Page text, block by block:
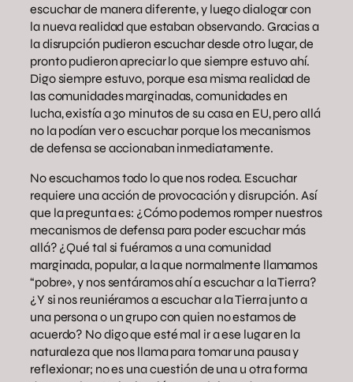
escuchar de manera diferente, y luego dialogar con
la nueva realidad que estaban observando. Gracias a
la disrupción pudieron escuchar desde otro lugar, de
pronto pudieron apreciar lo que siempre estuvo ahí.
Digo siempre estuvo, porque esa misma realidad de
las comunidades marginadas, comunidades en
lucha, existía a 30 minutos de su casa en EU, pero allá
no la podían ver o escuchar porque los mecanismos
de defensa se accionaban inmediatamente.
No escuchamos todo lo que nos rodea. Escuchar
requiere una acción de provocación y disrupción. Así
que la pregunta es: ¿Cómo podemos romper nuestros
mecanismos de defensa para poder escuchar más
allá? ¿Qué tal si fuéramos a una comunidad
marginada, popular, a la que normalmente llamamos
“pobre», y nos sentáramos ahí a escuchar a la Tierra?
¿Y si nos reuniéramos a escuchar a la Tierra junto a
una persona o un grupo con quien no estamos de
acuerdo? No digo que esté mal ir a ese lugar en la
naturaleza que nos llama para tomar una pausa y
reflexionar; no es una cuestión de una u otra forma